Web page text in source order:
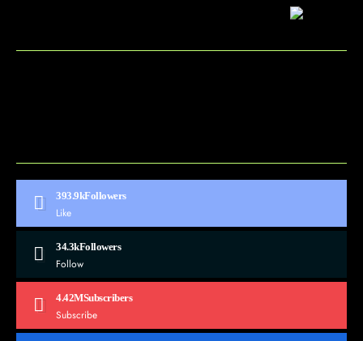
393.9kFollowers
Like
34.3kFollowers
Follow
4.42MSubscribers
Subscribe